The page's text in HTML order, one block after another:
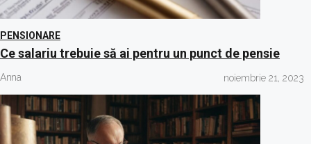
PENSIONARE
Ce salariu trebuie să ai pentru un punct de pensie
Anna noiembrie 21, 2023